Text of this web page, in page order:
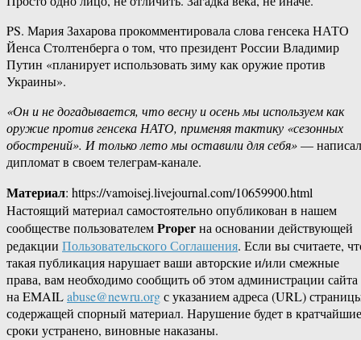
PS. Мария Захарова прокомментировала слова генсека НАТО
Йенса Столтенберга о том, что президент России Владимир
Путин «планирует использовать зиму как оружие против
Украины».
«Он и не догадывается, что весну и осень мы используем как
оружие против генсека НАТО, применяя тактику «сезонных
обострений». И только лето мы оставили для себя»—
дипломат в своем телеграм-канале.
Материал: https://vamoisej.livejournal.com/10659900.html
Настоящий материал самостоятельно опубликован в нашем
сообществе пользователемProperна основании действующей
редакции Пользовательского Соглашения. Если вы считаете,
такая публикация нарушает ваши авторские и/или смежные
права, вам необходимо сообщить об этом администрации сайта
на EMAILabuse@newru.orgс указанием адреса (URL)
содержащей спорный материал. Нарушение будет в кратчайшие
сроки устранено, виновные наказаны.